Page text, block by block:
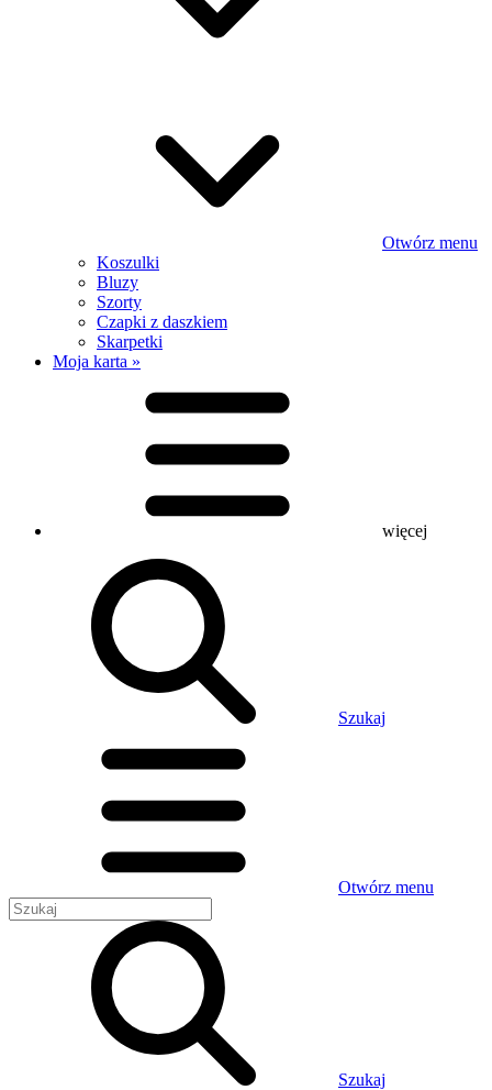
Otwórz menu
Koszulki
Bluzy
Szorty
Czapki z daszkiem
Skarpetki
Moja karta »
więcej
Szukaj
Otwórz menu
Szukaj